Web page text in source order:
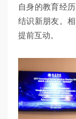
自身的教育经
结识新朋友。
提前互动。